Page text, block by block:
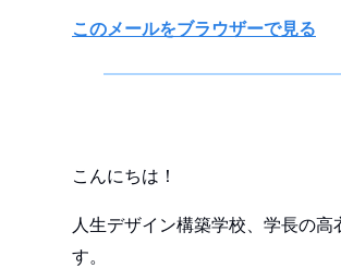
このメールをブラウザーで見る
こんにちは！
人生デザイン構築学校、学長の高
す。